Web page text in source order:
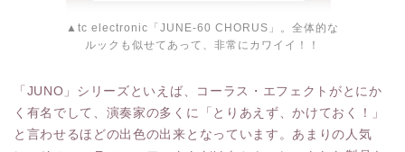
▲tc electronic「JUNE-60 CHORUS」。全体的な
ルックも似せてあって、非常にカワイイ！！
「JUNO」シリーズといえば、コーラス・エフェクトがとにか
く有名でして、演奏家の多くに「とりあえず、かけておく！」
と言わせるほどの出色の出来となっています。あまりの人気